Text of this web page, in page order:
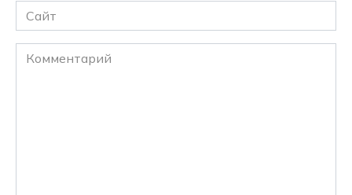
Сайт
Комментарий